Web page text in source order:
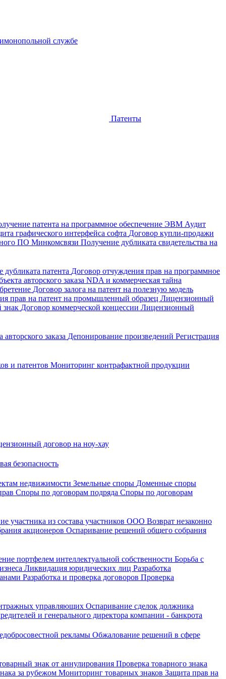
службе
Патенты
патента на программное обеспечение ЭВМ Аудит
графического интерфейса софта Договор купли-продажи
ПО Минкомсвязи Получение дубликата свидетельства на
дубликата патента Договор отчуждения прав на программное
авторского заказа NDA и коммерческая тайна
Договор залога на патент на полезную модель
прав на патент на промышленный образец Лицензионный
знак Договор коммерческой концессии Лицензионный
заказа Депонирование произведений Регистрация
и патентов Мониторинг контрафактной продукции
договор на ноу-хау
безопасность
недвижимости Земельные споры Доменные споры
Споры по договорам подряда Споры по договорам
участника из состава участников ООО Возврат незаконно
акционеров Оспаривание решений общего собрания
портфелем интеллектуальной собственности Борьба с
Ликвидация юридических лиц Разработка
Разработка и проверка договоров Проверка
управляющих Оспаривание сделок должника
и генерального директора компании - банкрота
рекламы Обжалование решений в сфере
знак от аннулирования Проверка товарного знака
за рубежом Мониторинг товарных знаков Защита прав на